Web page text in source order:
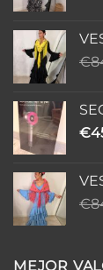
€
€
€
MEJOR